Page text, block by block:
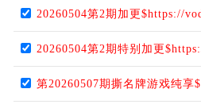
20260504第2期加更$https://
20260504第2期特别加更
第20260507期撕名牌游戏纯